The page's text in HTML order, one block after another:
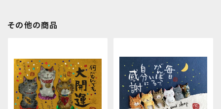
その他の商品